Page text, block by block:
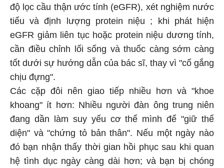
độ lọc cầu thận ước tính (eGFR), xét nghiệm nước
tiểu và định lượng protein niệu ; khi phát hiện
eGFR giảm liên tục hoặc protein niệu dương tính,
cần điều chỉnh lối sống và thuốc càng sớm càng
tốt dưới sự hướng dẫn của bác sĩ, thay vì "cố gắng
chịu đựng".
Các cặp đôi nên giao tiếp nhiều hơn và "khoe
khoang" ít hơn: Nhiều người đàn ông trung niên
đang dần làm suy yếu cơ thể mình để "giữ thể
diện" và "chứng tỏ bản thân". Nếu một ngày nào
đó bạn nhận thấy thời gian hồi phục sau khi quan
hệ tình dục ngày càng dài hơn; và bạn bị chóng